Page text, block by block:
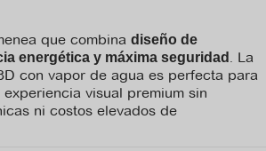
que combina diseño de
energética y máxima seguridad . La
con vapor de agua es perfecta para
visual premium sin
ni costos elevados de